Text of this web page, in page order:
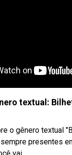
textual:
o gênero textual
presentes